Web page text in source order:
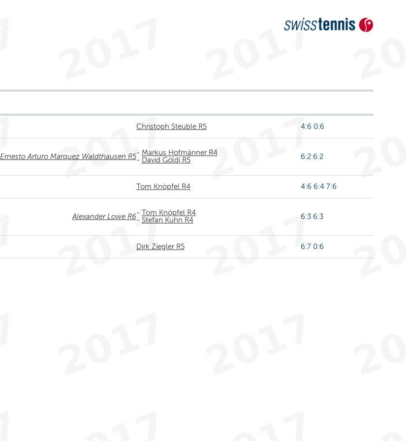
Christoph Steuble R5 4:6 0:6
Ernesto Arturo Marquez Waldthausen R5- Markus Hofmänner R4
- David Göldi R5 6:2 6:2
Tom Knöpfel R4 4:6 6:4 7:6
Alexander Lowe R6- Tom Knöpfel R4
- Stefan Kuhn R4 6:3 6:3
Dirk Ziegler R5 6:7 0:6